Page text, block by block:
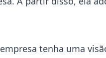
tenha uma